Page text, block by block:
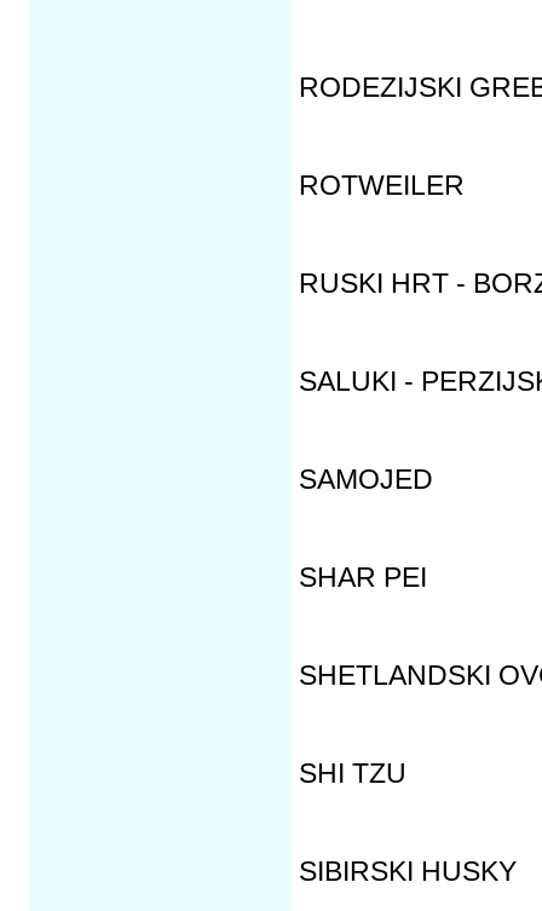
RODEZIJSKI
ROTWEILER
RUSKI HRT -
SALUKI -
SAMOJED
SHAR PEI
SHETLANDSKI
SHI TZU
SIBIRSKI HUSKY